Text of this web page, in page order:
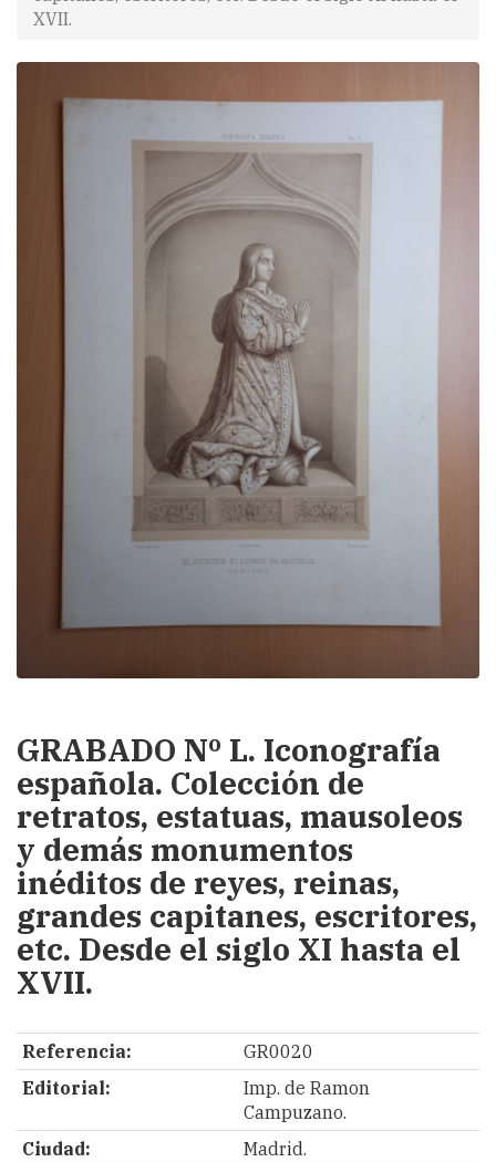
XVII.
GRABADO Nº L. Iconografía
española. Colección de
retratos, estatuas, mausoleos
y demás monumentos
inéditos de reyes, reinas,
grandes capitanes, escritores,
etc. Desde el siglo XI hasta el
XVII.
Referencia:
GR0020
Editorial:
Imp. de Ramon
Campuzano.
Ciudad:
Madrid.